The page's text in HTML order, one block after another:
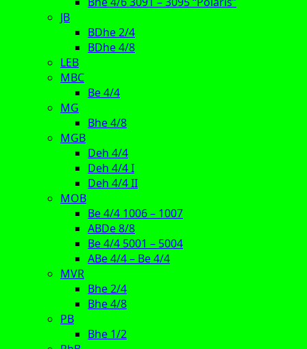
JB
BDhe 2/4
BDhe 4/8
LEB
MBC
Be 4/4
MG
Bhe 4/8
MGB
Deh 4/4
Deh 4/4 I
Deh 4/4 II
MOB
Be 4/4 1006 – 1007
ABDe 8/8
Be 4/4 5001 – 5004
ABe 4/4 – Be 4/4
MVR
Bhe 2/4
Bhe 4/8
PB
Bhe 1/2